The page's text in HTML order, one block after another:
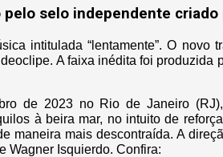
selo independente criado
intitulada “lentamente”. O novo
A faixa inédita foi produzida
de 2023 no Rio de Janeiro
à beira mar, no intuito de
maneira mais descontraída. A
Wagner Isquierdo. Confira: